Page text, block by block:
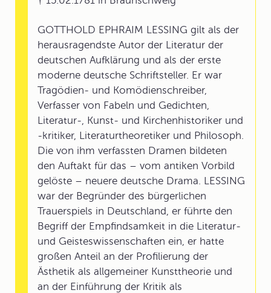
GOTTHOLD EPHRAIM LESSING gilt als der
herausragendste Autor der Literatur der
deutschen Aufklärung und als der erste
moderne deutsche Schriftsteller. Er war
Tragödien- und Komödienschreiber,
Verfasser von Fabeln und Gedichten,
Literatur-, Kunst- und Kirchenhistoriker und
-kritiker, Literaturtheoretiker und Philosoph.
Die von ihm verfassten Dramen bildeten
den Auftakt für das – vom antiken Vorbild
gelöste – neuere deutsche Drama. LESSING
war der Begründer des bürgerlichen
Trauerspiels in Deutschland, er führte den
Begriff der Empfindsamkeit in die Literatur-
und Geisteswissenschaften ein, er hatte
großen Anteil an der Profilierung der
Ästhetik als allgemeiner Kunsttheorie und
an der Einführung der Kritik als